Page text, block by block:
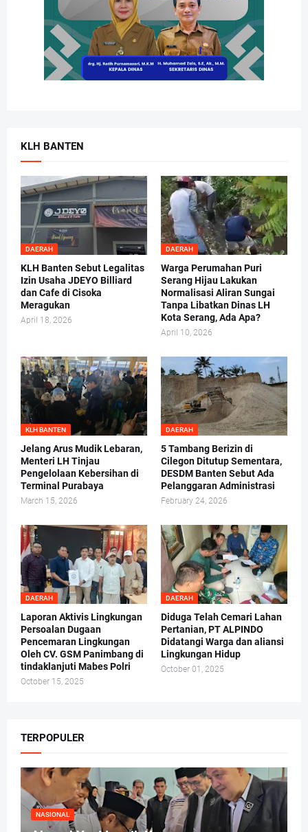
KLH BANTEN
DAERAH
KLH Banten Sebut Legalitas
Izin Usaha JDEYO Billiard
dan Cafe di Cisoka
Meragukan
April 18, 2026
DAERAH
Warga Perumahan Puri
Serang Hijau Lakukan
Normalisasi Aliran Sungai
Tanpa Libatkan Dinas LH
Kota Serang, Ada Apa?
April 10, 2026
KLH BANTEN
Jelang Arus Mudik Lebaran,
Menteri LH Tinjau
Pengelolaan Kebersihan di
Terminal Purabaya
March 15, 2026
DAERAH
5 Tambang Berizin di
Cilegon Ditutup Sementara,
DESDM Banten Sebut Ada
Pelanggaran Administrasi
February 24, 2026
DAERAH
Laporan Aktivis Lingkungan
Persoalan Dugaan
Pencemaran Lingkungan
Oleh CV. GSM Panimbang di
tindaklanjuti Mabes Polri
October 15, 2025
DAERAH
Diduga Telah Cemari Lahan
Pertanian, PT ALPINDO
Didatangi Warga dan aliansi
Lingkungan Hidup
October 01, 2025
TERPOPULER
NASIONAL